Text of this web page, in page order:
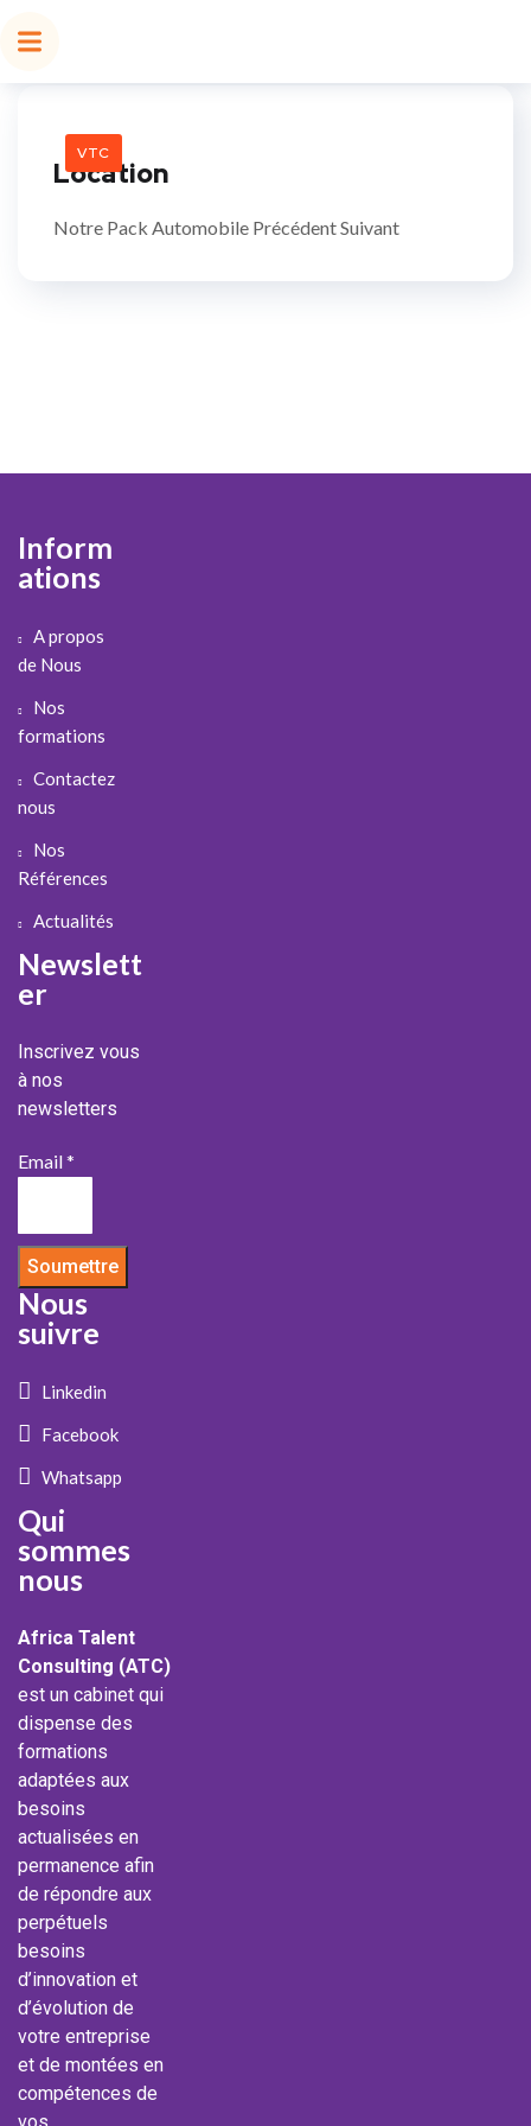
VTC
Location
Notre Pack Automobile Précédent Suivant
Inform
ations
A propos
de Nous
Nos
formations
Contactez
nous
Nos
Références
Actualités
Newslett
er
Inscrivez vous
à nos
newsletters
Email *
Soumettre
Nous
suivre
Linkedin
Facebook
Whatsapp
Qui
sommes
nous
Africa Talent
Consulting (ATC)
est un cabinet qui
dispense des
formations
adaptées aux
besoins
actualisées en
permanence afin
de répondre aux
perpétuels
besoins
d’innovation et
d’évolution de
votre entreprise
et de montées en
compétences de